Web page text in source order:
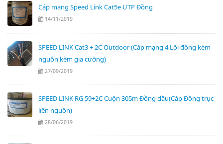
Cáp mạng Speed Link Cat5e UTP Đồng
14/11/2019
SPEED LINK Cat3 + 2C Outdoor (Cáp mạng 4 Lõi đồng kèm
nguồn kèm gia cường)
27/09/2019
SPEED LINK RG 59+2C Cuộn 305m Đồng dầu(Cáp Đồng trục
liền nguồn)
28/06/2019